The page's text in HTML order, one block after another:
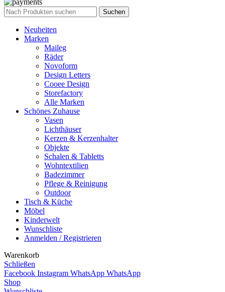
Suchen
Neuheiten
Marken
Maileg
Räder
Novoform
Design Letters
Cooee Design
Storefactory
Alle Marken
Schönes Zuhause
Vasen
Lichthäuser
Kerzen & Kerzenhalter
Objekte
Schalen & Tabletts
Wohntextilien
Badezimmer
Pflege & Reinigung
Outdoor
Tisch & Küche
Möbel
Kinderwelt
Wunschliste
Anmelden / Registrieren
Warenkorb
Schließen
Facebook Instagram WhatsApp WhatsApp
Shop